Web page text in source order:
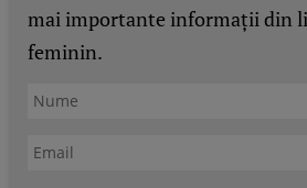
mai importante informații din
feminin.